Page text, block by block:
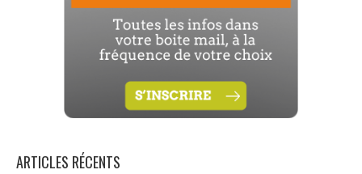
ARTICLES RÉCENTS